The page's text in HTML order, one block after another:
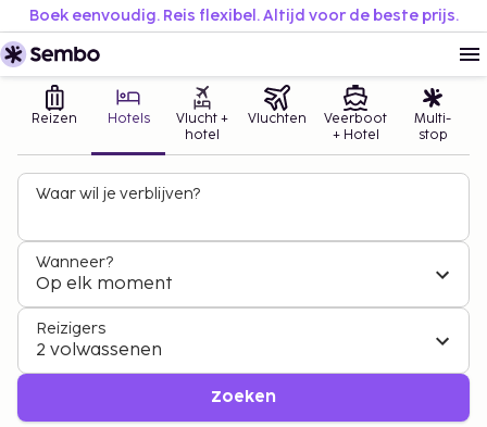
Boek eenvoudig. Reis flexibel. Altijd voor de beste prijs.
Reizen Hotels
Vlucht +
hotel
Vluchten
Veerboot
+ Hotel
Multi-
stop
Waar wil je verblijven?
Wanneer?
Op elk moment
Reizigers
2 volwassenen
Zoeken